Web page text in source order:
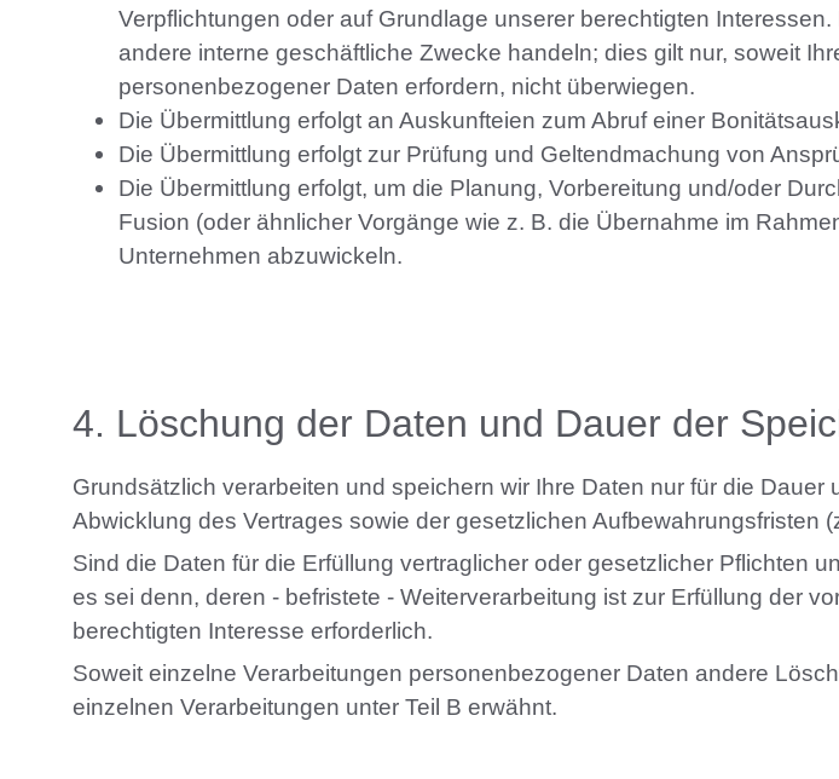
Verpflichtungen oder auf Grundlage unserer berechtigten
andere interne geschäftliche Zwecke handeln; dies gilt nur, soweit
personenbezogener Daten erfordern, nicht überwiegen.
Die Übermittlung erfolgt an Auskunfteien zum Abruf einer
Die Übermittlung erfolgt zur Prüfung und Geltendmachung von
Die Übermittlung erfolgt, um die Planung, Vorbereitung und/oder
Fusion (oder ähnlicher Vorgänge wie z. B. die Übernahme im
Unternehmen abzuwickeln.
4. Löschung der Daten und Dauer der
Grundsätzlich verarbeiten und speichern wir Ihre Daten nur für die
Abwicklung des Vertrages sowie der gesetzlichen Aufbewahrungsfristen
Sind die Daten für die Erfüllung vertraglicher oder gesetzlicher Pflichten
es sei denn, deren - befristete - Weiterverarbeitung ist zur Erfüllung der
berechtigten Interesse erforderlich.
Soweit einzelne Verarbeitungen personenbezogener Daten andere
einzelnen Verarbeitungen unter Teil B erwähnt.